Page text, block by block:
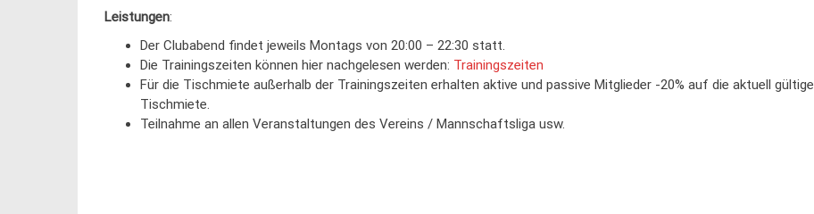
Leistungen:
Der Clubabend findet jeweils Montags von 20:00 – 22:30 statt.
Die Trainingszeiten können hier nachgelesen werden: Trainingszeiten
Für die Tischmiete außerhalb der Trainingszeiten erhalten aktive und passive Mitglieder -20% auf die aktuell gültige
Tischmiete.
Teilnahme an allen Veranstaltungen des Vereins / Mannschaftsliga usw.